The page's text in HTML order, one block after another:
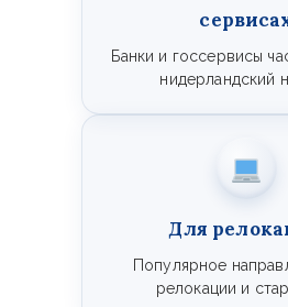
Банки и госсервисы
нидерландский
Для
Популярное
релокации и